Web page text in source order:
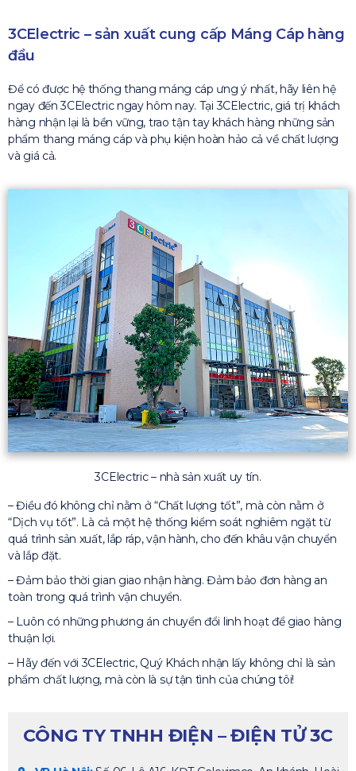
3CElectric – sản xuất cung cấp Máng Cáp hàng
đầu
Để có được hệ thống thang máng cáp ưng ý nhất, hãy liên hệ
ngay đến 3CElectric ngay hôm nay. Tại 3CElectric, giá trị khách
hàng nhận lại là bền vững, trao tận tay khách hàng những sản
phẩm thang máng cáp và phụ kiện hoàn hảo cả về chất lượng
và giá cả.
3CElectric – nhà sản xuất uy tín.
– Điều đó không chỉ nằm ở “Chất lượng tốt”, mà còn nằm ở
“Dịch vụ tốt”. Là cả một hệ thống kiểm soát nghiêm ngặt từ
quá trình sản xuất, lắp ráp, vận hành, cho đến khâu vận chuyển
và lắp đặt.
– Đảm bảo thời gian giao nhận hàng. Đảm bảo đơn hàng an
toàn trong quá trình vận chuyển.
– Luôn có những phương án chuyển đổi linh hoạt để giao hàng
thuận lợi.
– Hãy đến với 3CElectric, Quý Khách nhận lấy không chỉ là sản
phẩm chất lượng, mà còn là sự tận tình của chúng tôi!
CÔNG TY TNHH ĐIỆN – ĐIỆN TỬ 3C